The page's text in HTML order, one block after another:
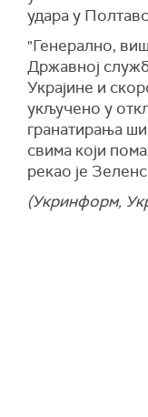
удара у
"Генерално,
Државној
Украјине и
укључено у
гранатирања
свима који
рекао је
(Укринформ,